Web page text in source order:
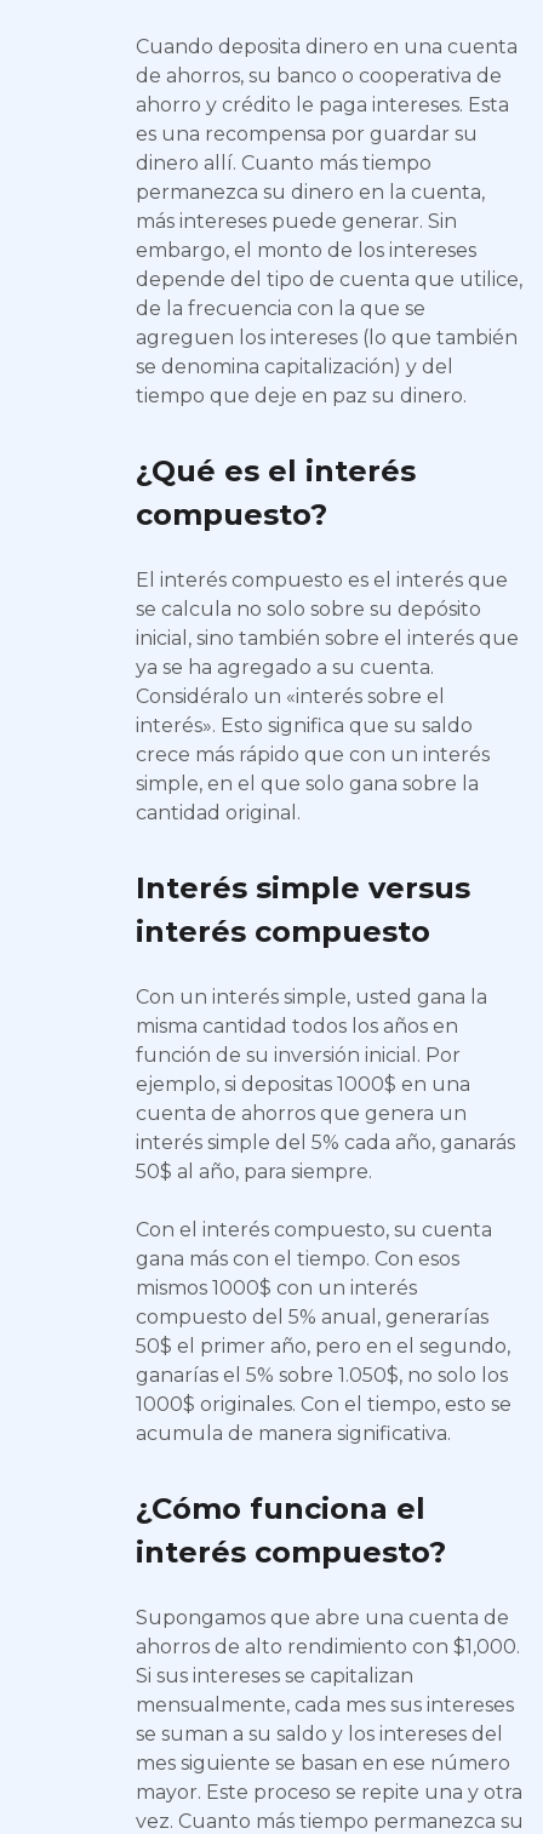
Cuando deposita dinero en una cuenta
de ahorros, su banco o cooperativa de
ahorro y crédito le paga intereses. Esta
es una recompensa por guardar su
dinero allí. Cuanto más tiempo
permanezca su dinero en la cuenta,
más intereses puede generar. Sin
embargo, el monto de los intereses
depende del tipo de cuenta que utilice,
de la frecuencia con la que se
agreguen los intereses (lo que también
se denomina capitalización) y del
tiempo que deje en paz su dinero.
¿Qué es el interés
compuesto?
El interés compuesto es el interés que
se calcula no solo sobre su depósito
inicial, sino también sobre el interés que
ya se ha agregado a su cuenta.
Considéralo un «interés sobre el
interés». Esto significa que su saldo
crece más rápido que con un interés
simple, en el que solo gana sobre la
cantidad original.
Interés simple versus
interés compuesto
Con un interés simple, usted gana la
misma cantidad todos los años en
función de su inversión inicial. Por
ejemplo, si depositas 1000$ en una
cuenta de ahorros que genera un
interés simple del 5% cada año, ganarás
50$ al año, para siempre.
Con el interés compuesto, su cuenta
gana más con el tiempo. Con esos
mismos 1000$ con un interés
compuesto del 5% anual, generarías
50$ el primer año, pero en el segundo,
ganarías el 5% sobre 1.050$, no solo los
1000$ originales. Con el tiempo, esto se
acumula de manera significativa.
¿Cómo funciona el
interés compuesto?
Supongamos que abre una cuenta de
ahorros de alto rendimiento con $1,000.
Si sus intereses se capitalizan
mensualmente, cada mes sus intereses
se suman a su saldo y los intereses del
mes siguiente se basan en ese número
mayor. Este proceso se repite una y otra
vez. Cuanto más tiempo permanezca su